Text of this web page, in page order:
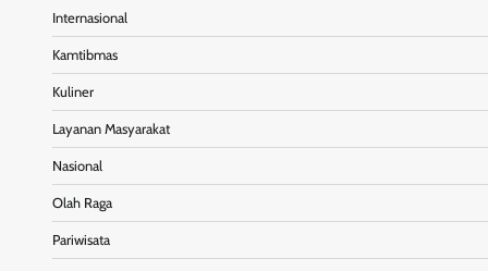
Internasional
Kamtibmas
Kuliner
Layanan Masyarakat
Nasional
Olah Raga
Pariwisata